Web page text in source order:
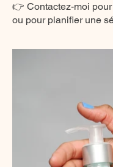
👉 Contactez-moi
ou pour planifier une